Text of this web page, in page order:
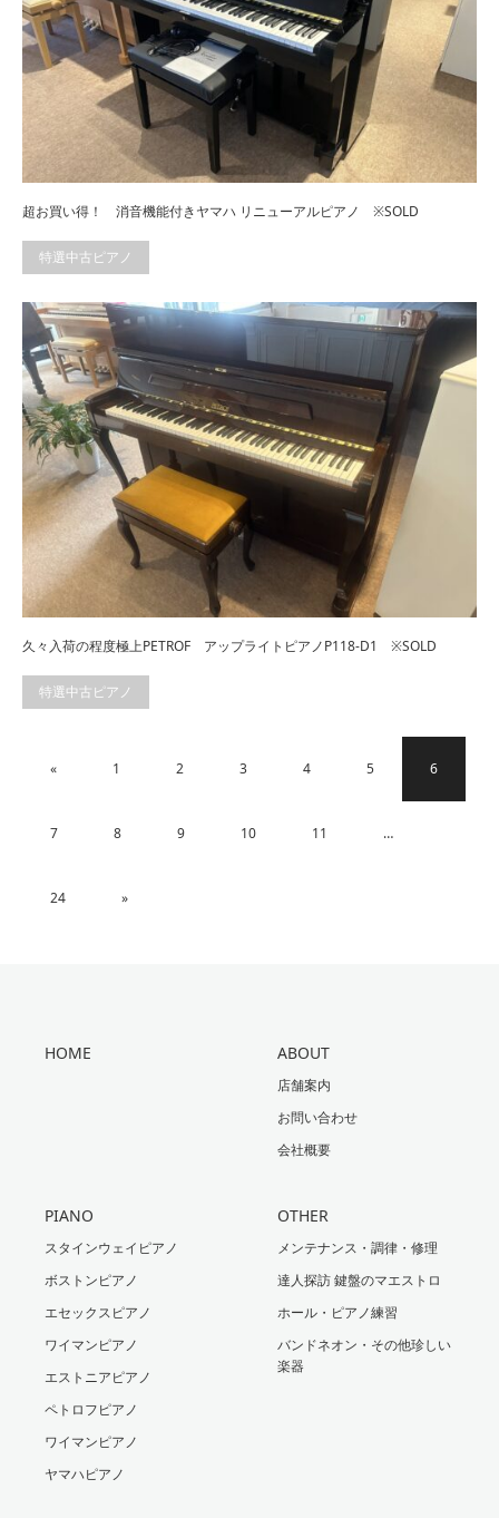
超お買い得！ 消音機能付きヤマハ リニューアルピアノ ※SOLD
特選中古ピアノ
久々入荷の程度極上PETROF アップライトピアノP118-D1 ※SOLD
特選中古ピアノ
« 1 2 3 4 5 6
7 8 9 10 11 …
24 »
HOME ABOUT
店舗案内
お問い合わせ
会社概要
PIANO
スタインウェイピアノ
ボストンピアノ
エセックスピアノ
ワイマンピアノ
エストニアピアノ
ペトロフピアノ
ワイマンピアノ
ヤマハピアノ
OTHER
メンテナンス・調律・修理
達人探訪 鍵盤のマエストロ
ホール・ピアノ練習
バンドネオン・その他珍しい
楽器